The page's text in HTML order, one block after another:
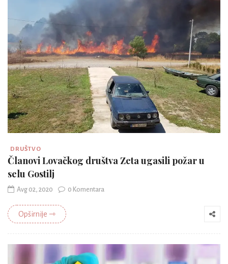
DRUŠTVO
Članovi Lovačkog društva Zeta ugasili požar u
selu Gostilj
Avg 02, 2020 0 Komentara
Opširnije ⇾